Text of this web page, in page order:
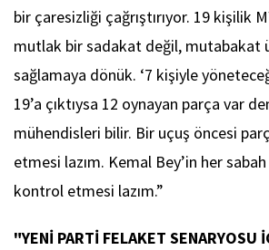
bir çaresizliği çağrıştırıyor. 19 kişilik
mutlak bir sadakat değil, mutabakat
sağlamaya dönük. ‘7 kişiyle
19’a çıktıysa 12 oynayan parça var
mühendisleri bilir. Bir uçuş öncesi
etmesi lazım. Kemal Bey’in her sabah
kontrol etmesi lazım.”
"YENİ PARTİ FELAKET SENARYOSU